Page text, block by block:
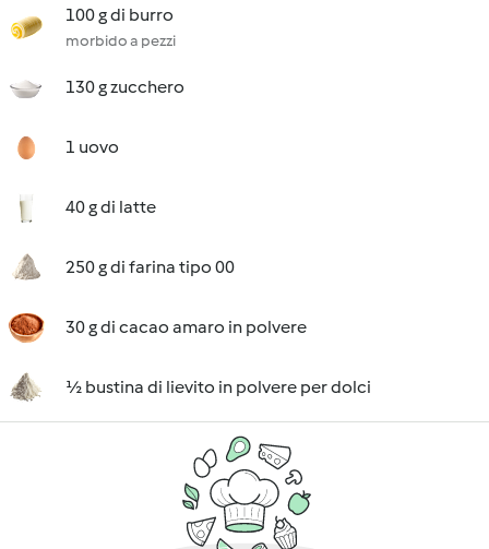
100 g di burro
morbido a pezzi
130 g zucchero
1 uovo
40 g di latte
250 g di farina tipo 00
30 g di cacao amaro in polvere
½ bustina di lievito in polvere per dolci